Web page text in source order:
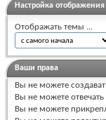
Настройка
Отображать темы ...
Ваши права
Вы не можете
Вы не можете
Вы не можете